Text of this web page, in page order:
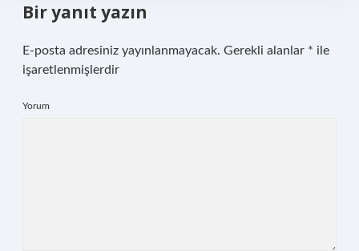
Bir yanıt yazın
E-posta adresiniz yayınlanmayacak. Gerekli alanlar * ile
işaretlenmişlerdir
Yorum